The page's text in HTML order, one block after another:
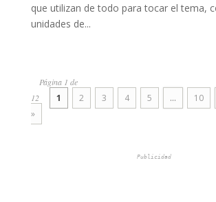
que utilizan de todo para tocar el tema,
unidades de...
Página 1 de
12
1 2 3 4 5 ... 10
»
Publicidad